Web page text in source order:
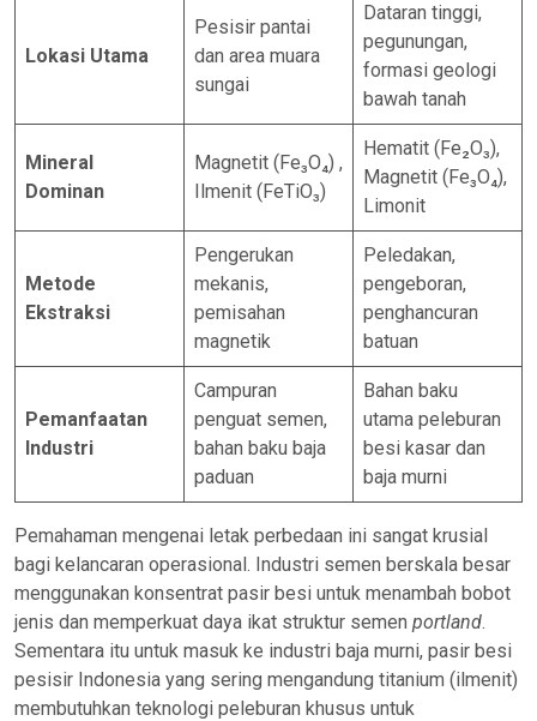
Lokasi Utama
Pesisir pantai
dan area muara
sungai
Dataran tinggi,
pegunungan,
formasi geologi
bawah tanah
Mineral
Dominan
Magnetit (Fe₃O₄) ,
Ilmenit (FeTiO₃)
Hematit (Fe₂O₃),
Magnetit (Fe₃O₄),
Limonit
Metode
Ekstraksi
Pengerukan
mekanis,
pemisahan
magnetik
Peledakan,
pengeboran,
penghancuran
batuan
Pemanfaatan
Industri
Campuran
penguat semen,
bahan baku baja
paduan
Bahan baku
utama peleburan
besi kasar dan
baja murni
Pemahaman mengenai letak perbedaan ini sangat krusial
bagi kelancaran operasional. Industri semen berskala besar
menggunakan konsentrat pasir besi untuk menambah bobot
jenis dan memperkuat daya ikat struktur semen portland.
Sementara itu untuk masuk ke industri baja murni, pasir besi
pesisir Indonesia yang sering mengandung titanium (ilmenit)
membutuhkan teknologi peleburan khusus untuk